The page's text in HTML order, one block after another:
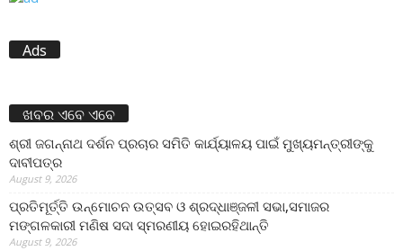
Ads
ଖବର ଏବେ ଏବେ
ଶ୍ରୀ ଜଗନ୍ନାଥ ଦର୍ଶନ ପ୍ରଚାର ସମିତି କାର୍ଯ୍ୟାଳୟ ପାଇଁ ମୁଖ୍ୟମନ୍ତ୍ରୀଙ୍କୁ
ଦାବୀପତ୍ର
August 9, 2026
ପ୍ରତିମୂର୍ତ୍ତି ଉନ୍ମୋଚନ ଉତ୍ସବ ଓ ଶ୍ରଦ୍ଧାଞ୍ଜଳୀ ସଭା,ସମାଜର
ମଙ୍ଗଳକାରୀ ମଣିଷ ସଦା ସ୍ମରଣୀୟ ହୋଇରହିଥାନ୍ତି
August 9, 2026